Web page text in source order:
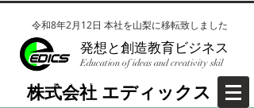
令和8年2月12日 本社を山梨に移転致しました
​発想と創造教育ビジネス
Education of ideas and creativity skil
​株式会社 エディックス
​株式会社EDICS(エディックス）